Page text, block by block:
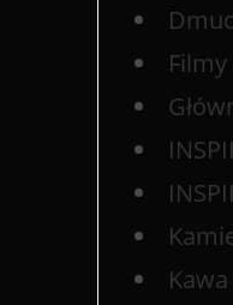
Kawa